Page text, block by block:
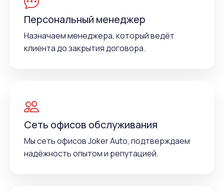
Персональный менеджер
Назначаем менеджера, который ведёт
клиента до закрытия договора.
Сеть офисов обслуживания
Мы сеть офисов Joker Auto, подтверждаем
надёжность опытом и репутацией.